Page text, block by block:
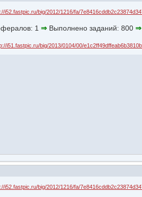
1 ⇒ Выполнено заданий: 800 ⇒